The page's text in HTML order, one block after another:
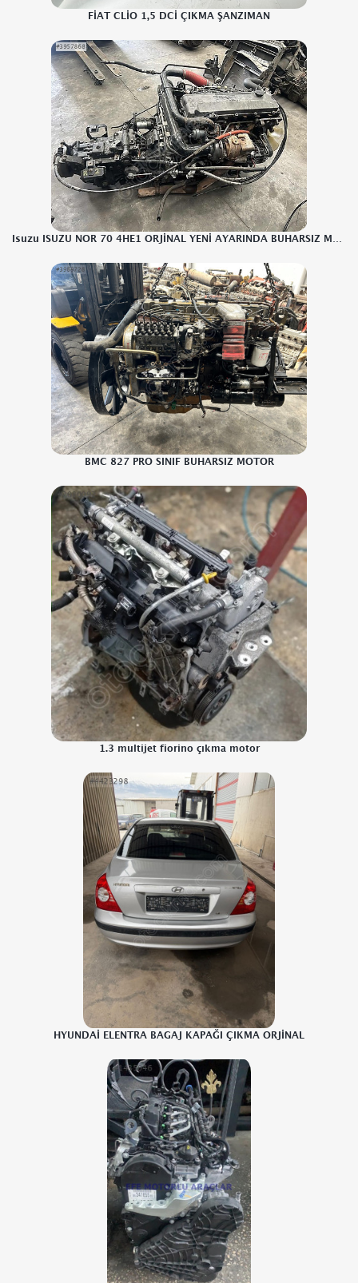
FİAT CLİO 1,5 DCİ ÇIKMA ŞANZIMAN
Isuzu ISUZU NOR 70 4HE1 ORJİNAL YENİ AYARINDA BUHARSIZ MOTOR
BMC 827 PRO SINIF BUHARSIZ MOTOR
1.3 multijet fiorino çıkma motor
HYUNDAİ ELENTRA BAGAJ KAPAĞI ÇIKMA ORJİNAL